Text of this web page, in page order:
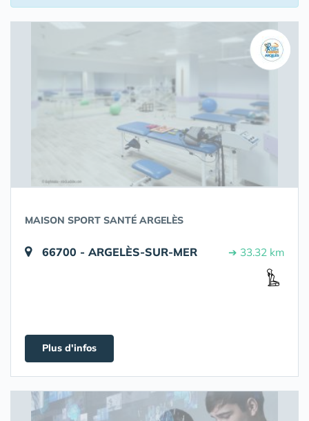
MAISON SPORT SANTÉ ARGELÈS
66700 - ARGELÈS-SUR-MER ➔ 33.32 km
Plus d'infos